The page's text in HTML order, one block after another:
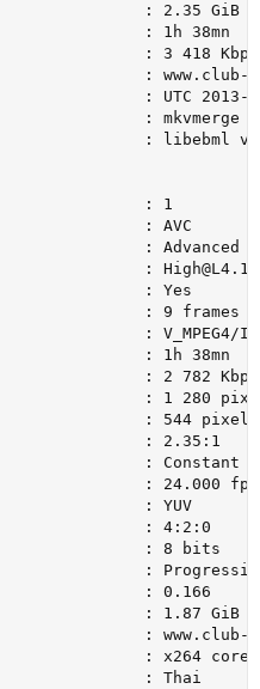
: 2.35 GiB
: 1h 38mn
: 3 418 Kbps
: www.club-
: UTC 2013-
: mkvmerge
: libebml
: 1
: AVC
: Advanced
: High@L4.1
: Yes
: 9 frames
: V_MPEG4/
: 1h 38mn
: 2 782 Kbps
: 1 280
: 544 pixels
: 2.35:1
: Constant
: 24.000 fps
: YUV
: 4:2:0
: 8 bits
:
: 0.166
: 1.87 GiB
: www.club-
: x264 core 129
: Thai